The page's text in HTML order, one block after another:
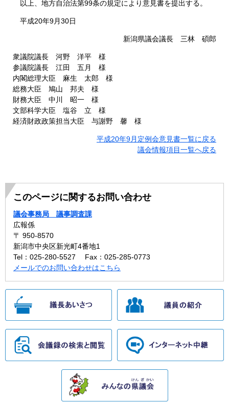
以上、地方自治法第99条の規定により意見書を提出する。
平成20年9月30日
新潟県議会議長 三林 碩郎
衆議院議長 河野 洋平 様
参議院議長 江田 五月 様
内閣総理大臣 麻生 太郎 様
総務大臣 鳩山 邦夫 様
財務大臣 中川 昭一 様
文部科学大臣 塩谷 立 様
経済財政政策担当大臣 与謝野 馨 様
平成20年9月定例会意見書一覧に戻る
議会情報項目一覧へ戻る
このページに関するお問い合わせ
議会事務局 議事調査課
広報係
〒 950-8570
新潟市中央区新光町4番地1
Tel：025-280-5527
Fax：025-285-0773
メールでのお問い合わせはこちら